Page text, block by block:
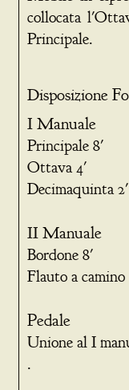
collocata
Principale.
Disposizione
I Manuale
Principale 8'
Ottava 4'
Decimaquinta 2'
II Manuale
Bordone 8'
Flauto a camino
Pedale
Unione al I
.